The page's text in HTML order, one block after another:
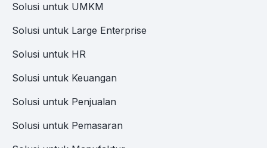
Solusi untuk UMKM
Solusi untuk Large Enterprise
Solusi untuk HR
Solusi untuk Keuangan
Solusi untuk Penjualan
Solusi untuk Pemasaran